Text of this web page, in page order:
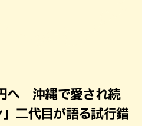
へ 沖縄で愛され続
二代目が語る試行錯